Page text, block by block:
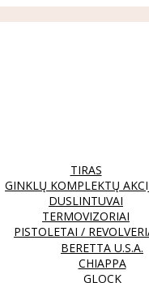
TIRAS
GINKLŲ KOMPLEKTŲ
DUSLINTUVAI
TERMOVIZORIAI
PISTOLETAI /
BERETTA U.S.A.
CHIAPPA
GLOCK